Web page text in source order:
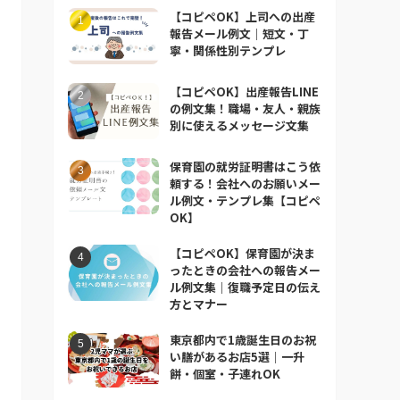
【コピペOK】上司への出産
報告メール例文｜短文・丁
寧・関係性別テンプレ
【コピペOK】出産報告LINE
の例文集！職場・友人・親族
別に使えるメッセージ文集
保育園の就労証明書はこう依
頼する！会社へのお願いメー
ル例文・テンプレ集【コピペ
OK】
【コピペOK】保育園が決ま
ったときの会社への報告メー
ル例文集｜復職予定日の伝え
方とマナー
東京都内で1歳誕生日のお祝
い膳があるお店5選｜一升
餅・個室・子連れOK